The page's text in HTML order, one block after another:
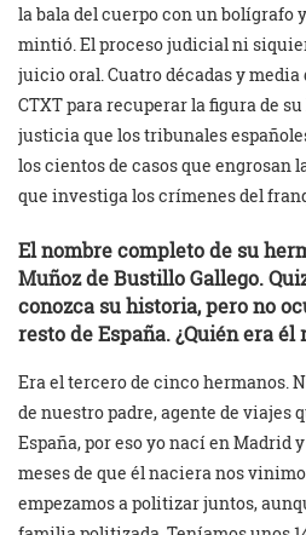
la bala del cuerpo con un bolígrafo
mintió. El proceso judicial ni
juicio oral. Cuatro décadas y media
CTXT para recuperar la figura de
justicia que los tribunales
los cientos de casos que engrosan
que investiga los crímenes del
El nombre completo de su
Muñoz de Bustillo Gallego.
conozca su historia, pero no
resto de España. ¿Quién era él
Era el tercero de cinco hermanos.
de nuestro padre, agente de viajes
España, por eso yo nací en Madrid
meses de que él naciera nos
empezamos a politizar juntos,